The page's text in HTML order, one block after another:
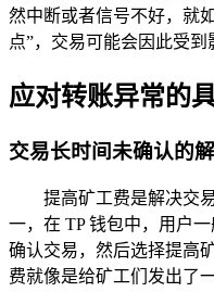
然中断或者信号不好，就
点”，交易可能会因此受到
应对转账异常的
交易长时间未确认的
提高矿工费是解决交
一，在 TP 钱包中，用户
确认交易，然后选择提高
费就像是给矿工们发出了